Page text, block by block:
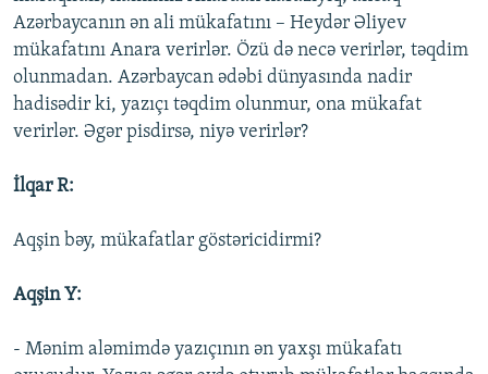
Azərbaycanın ən ali mükafatını – Heydər Əliyev
mükafatını Anara verirlər. Özü də necə verirlər, təqdim
olunmadan. Azərbaycan ədəbi dünyasında nadir
hadisədir ki, yazıçı təqdim olunmur, ona mükafat
verirlər. Əgər pisdirsə, niyə verirlər?
İlqar R:
Aqşin bəy, mükafatlar göstəricidirmi?
Aqşin Y:
- Mənim aləmimdə yazıçının ən yaxşı mükafatı